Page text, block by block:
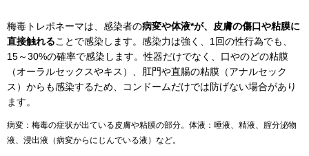
梅毒トレポネーマは、感染者の病変や体液*が、皮膚の傷口や粘膜に
直接触れることで感染します。感染力は強く、1回の性行為でも、
15～30%の確率で感染します。性器だけでなく、口やのどの粘膜
（オーラルセックスやキス）、肛門や直腸の粘膜（アナルセック
ス）からも感染するため、コンドームだけでは防げない場合があり
ます。
病変：梅毒の症状が出ている皮膚や粘膜の部分。体液：唾液、精液、腟分泌物
液、浸出液（病変からにじんでいる液）など。